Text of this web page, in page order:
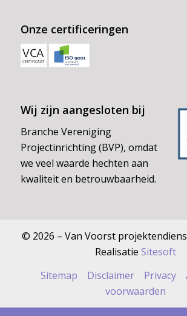
Onze certificeringen
Wij zijn aangesloten bij
Branche Vereniging
Projectinrichting (BVP), omdat
we veel waarde hechten aan
kwaliteit en betrouwbaarheid.
© 2026 – Van Voorst
Realisatie Sitesoft
Sitemap
Disclaimer Privacy
voorwaarden